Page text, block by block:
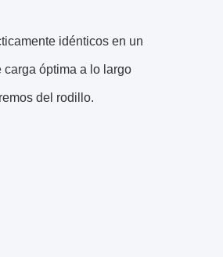
idénticos en un
óptima a lo largo
del rodillo.